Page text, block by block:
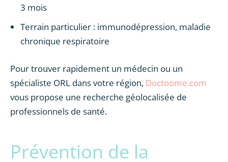
3 mois
Terrain particulier : immunodépression, maladie
chronique respiratoire
Pour trouver rapidement un médecin ou un
spécialiste ORL dans votre région, Doctoome.com
vous propose une recherche géolocalisée de
professionnels de santé.
Prévention de la